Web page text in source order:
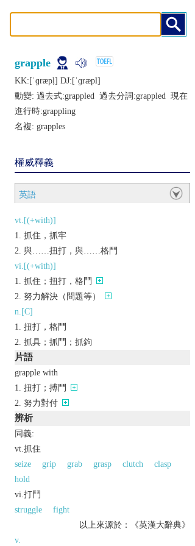
grapple
KK:[ˈɡræpḷ] DJ:[ˈɡræpl]
動變: 過去式:grappled 過去分詞:grappled 現在
進行時:grappling
名複: grapples
權威釋義
英語
vt.[(+with)]
抓住，抓牢
與……扭打，與……格鬥
vi.[(+with)]
抓住；扭打，格鬥
努力解決（問題等）
n.[C]
扭打，格鬥
抓具；抓鬥；抓鉤
片語
grapple with
扭打；搏鬥
努力對付
辨析
同義:
vt.抓住
seize
grip grab grasp clutch
clasp
hold
vi.打鬥
struggle
fight
以上來源於：《英漢大辭典》
v.